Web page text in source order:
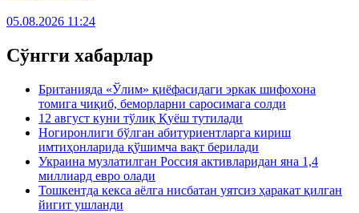
05.08.2026 11:24
Сўнгги хабарлар
Британияда «Ўлим» қиёфасидаги эркак шифохона
томига чиқиб, беморларни саросимага солди
12 август куни тўлиқ Қуёш тутилади
Ногиронлиги бўлган абитуриентларга кириш
имтиҳонларида қўшимча вақт берилади
Украина музлатилган Россия активларидан яна 1,4
миллиард евро олади
Тошкентда кекса аёлга нисбатан уятсиз ҳаракат қилган
йигит ушланди